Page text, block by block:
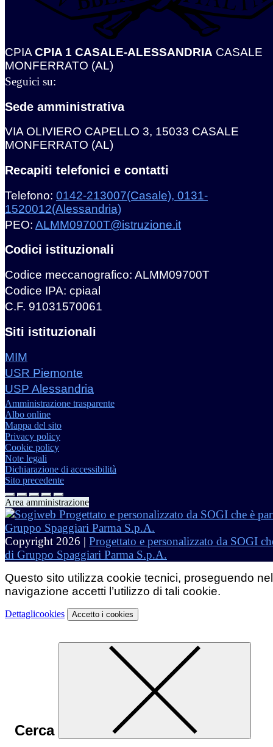
CPIA CPIA 1 CASALE-ALESSANDRIA CASALE
MONFERRATO (AL)
Seguici su:
Sede amministrativa
VIA OLIVIERO CAPELLO 3, 15033 CASALE
MONFERRATO (AL)
Recapiti telefonici e contatti
Telefono: 0142-213007(Casale), 0131-
1520012(Alessandria)
PEO: ALMM09700T@istruzione.it
Codici istituzionali
Codice meccanografico: ALMM09700T
Codice IPA: cpiaal
C.F. 91031570061
Siti istituzionali
MIM
USR Piemonte
USP Alessandria
Amministrazione trasparente
Albo online
Mappa del sito
Privacy policy
Cookie policy
Note legali
Dichiarazione di accessibilità
Sito precedente
Area amministrazione
Copyright 2026 | Progettato e personalizzato da SOGI
di Gruppo Spaggiari Parma S.p.A.
Questo sito utilizza cookie tecnici, proseguendo
navigazione accetti l’utilizzo di tali cookie.
Dettaglicookies Accetto i cookies
Cerca